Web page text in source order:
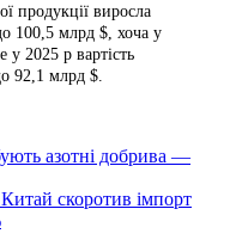
продукції виросла
100,5 млрд $, хоча у
у 2025 р вартість
92,1 млрд $.
азотні добрива —
скоротив імпорт